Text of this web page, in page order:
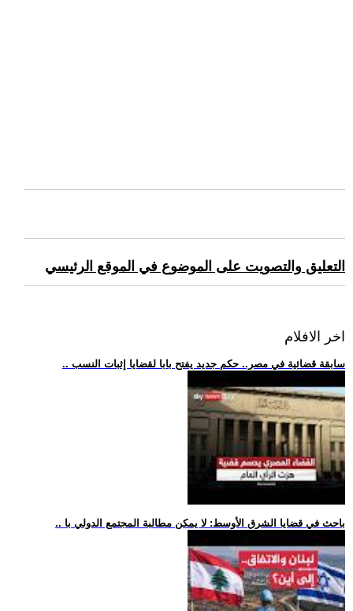
التعليق والتصويت على الموضوع في الموقع الرئيسي
اخر الافلام
.. سابقة قضائية في مصر.. حكم جديد يفتح بابا لقضايا إثبات النسب
.. باحث في قضايا الشرق الأوسط: لا يمكن مطالبة المجتمع الدولي با